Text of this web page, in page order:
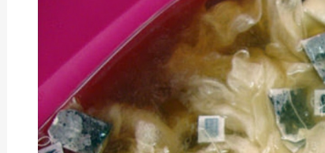
Prodloužená záruka 5 let + přídavný stolek + sada